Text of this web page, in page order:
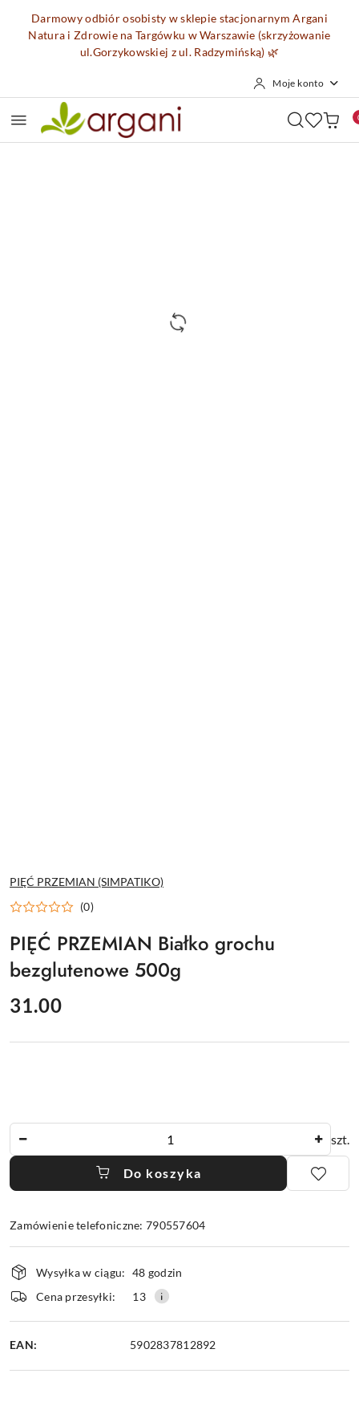
Przejdź do treści głównej
Przejdź do wyszukiwarki
Przejdź do moje konto
Przejdź do menu głównego
Przejdź do opisu produktu
Przejdź do stopki
Darmowy odbiór osobisty w sklepie stacjonarnym Argani
Natura i Zdrowie na Targówku w Warszawie (skrzyżowanie
ul.Gorzykowskiej z ul. Radzymińską) 🌿
Moje konto
NAZWA
PRODUCENTA:
PIĘĆ PRZEMIAN (SIMPATIKO)
(0)
PIĘĆ PRZEMIAN Białko grochu
bezglutenowe 500g
cena:
31.00
szt.
Do koszyka
Zamówienie telefoniczne: 790557604
Dostępność
i
dostawa
Wysyłka w ciągu: 48 godzin
Cena przesyłki:
13
EAN: 5902837812892